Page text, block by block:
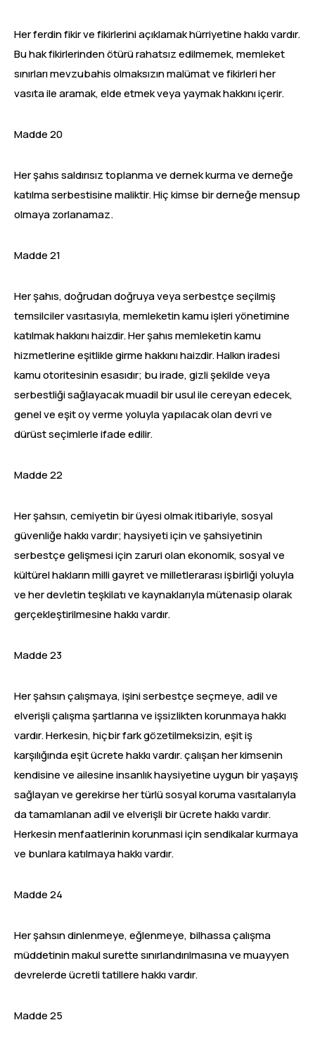
Her ferdin fikir ve fikirlerini açıklamak hürriyetine hakkı vardır.
Bu hak fikirlerinden ötürü rahatsız edilmemek, memleket
sınırları mevzubahis olmaksızın malümat ve fikirleri her
vasıta ile aramak, elde etmek veya yaymak hakkını içerir.
Madde 20
Her şahıs saldırısız toplanma ve dernek kurma ve derneğe
katılma serbestisine maliktir. Hiç kimse bir derneğe mensup
olmaya zorlanamaz.
Madde 21
Her şahıs, doğrudan doğruya veya serbestçe seçilmiş
temsilciler vasıtasıyla, memleketin kamu işleri yönetimine
katılmak hakkını haizdir. Her şahıs memleketin kamu
hizmetlerine eşitlikle girme hakkını haizdir. Halkın iradesi
kamu otoritesinin esasıdır; bu irade, gizli şekilde veya
serbestliği sağlayacak muadil bir usul ile cereyan edecek,
genel ve eşit oy verme yoluyla yapılacak olan devri ve
dürüst seçimlerle ifade edilir.
Madde 22
Her şahsın, cemiyetin bir üyesi olmak itibariyle, sosyal
güvenliğe hakkı vardır; haysiyeti için ve şahsiyetinin
serbestçe gelişmesi için zaruri olan ekonomik, sosyal ve
kültürel hakların milli gayret ve milletlerarası işbirliği yoluyla
ve her devletin teşkilatı ve kaynaklarıyla mütenasip olarak
gerçekleştirilmesine hakkı vardır.
Madde 23
Her şahsın çalışmaya, işini serbestçe seçmeye, adil ve
elverişli çalışma şartlarına ve işsizlikten korunmaya hakkı
vardır. Herkesin, hiçbir fark gözetilmeksizin, eşit iş
karşılığında eşit ücrete hakkı vardır. çalışan her kimsenin
kendisine ve ailesine insanlık haysiyetine uygun bir yaşayış
sağlayan ve gerekirse her türlü sosyal koruma vasıtalarıyla
da tamamlanan adil ve elverişli bir ücrete hakkı vardır.
Herkesin menfaatlerinin korunmasi için sendikalar kurmaya
ve bunlara katılmaya hakkı vardır.
Madde 24
Her şahsın dinlenmeye, eğlenmeye, bilhassa çalışma
müddetinin makul surette sınırlandırılmasına ve muayyen
devrelerde ücretli tatillere hakkı vardır.
Madde 25